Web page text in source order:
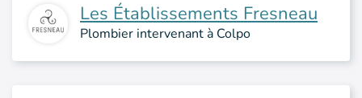
Les Établissements Fresneau
Plombier intervenant à Colpo